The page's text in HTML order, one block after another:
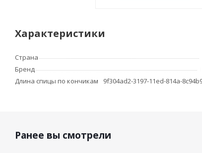
Характеристики
Страна
Бренд
Длина спицы по кончикам
9f304ad2-3197-11ed-814a-
Ранее вы смотрели